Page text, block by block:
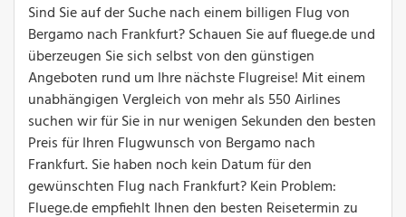
Sind Sie auf der Suche nach einem billigen Flug von
Bergamo nach Frankfurt? Schauen Sie auf fluege.de und
überzeugen Sie sich selbst von den günstigen
Angeboten rund um Ihre nächste Flugreise! Mit einem
unabhängigen Vergleich von mehr als 550 Airlines
suchen wir für Sie in nur wenigen Sekunden den besten
Preis für Ihren Flugwunsch von Bergamo nach
Frankfurt. Sie haben noch kein Datum für den
gewünschten Flug nach Frankfurt? Kein Problem:
Fluege.de empfiehlt Ihnen den besten Reisetermin zu